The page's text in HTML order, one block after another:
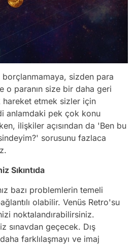
sizden para
o paranın size bir daha geri
etmek sizler için
anlamdaki pek çok konu
ilişkiler açısından da 'Ben bu
sorusunu fazlaca
Sıkıntıda
bazı problemlerin temeli
olabilir. Venüs Retro'su
noktalandırabilirsiniz.
sınavdan geçecek. Dış
farklılaşmayı ve imaj